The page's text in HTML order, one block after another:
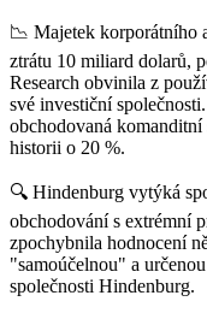
📉 Majetek korporátního
ztrátu 10 miliard dolarů,
Research obvinila z
své investiční
obchodovaná komanditní
historii o 20 %.
🔍 Hindenburg vytýká
obchodování s extrémní
zpochybnila hodnocení
"samoúčelnou" a
společnosti Hindenburg.